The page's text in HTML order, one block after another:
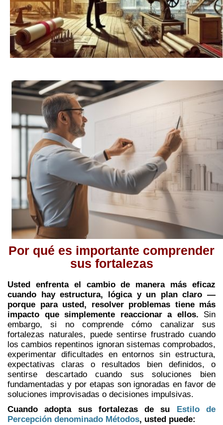
Por qué es importante comprender
sus fortalezas
Usted enfrenta el cambio de manera más eficaz
cuando hay estructura, lógica y un plan claro —
porque para usted, resolver problemas tiene más
impacto que simplemente reaccionar a ellos. Sin
embargo, si no comprende cómo canalizar sus
fortalezas naturales, puede sentirse frustrado cuando
los cambios repentinos ignoran sistemas comprobados,
experimentar dificultades en entornos sin estructura,
expectativas claras o resultados bien definidos, o
sentirse descartado cuando sus soluciones bien
fundamentadas y por etapas son ignoradas en favor de
soluciones improvisadas o decisiones impulsivas.
Cuando adopta sus fortalezas de su
Estilo de
Percepción denominado Métodos, usted puede: